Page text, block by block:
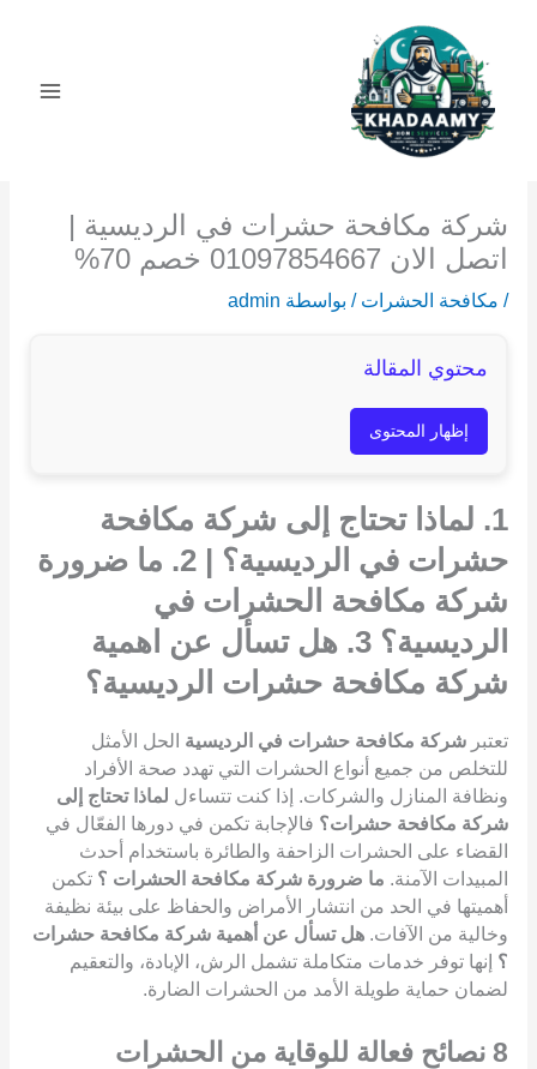
المحتوى
شركة مكافحة حشرات في الرديسية |
اتصل الان 01097854667 خصم 70%
/ مكافحة الحشرات / بواسطة admin
محتوي المقالة
إظهار المحتوى
1. لماذا تحتاج إلى شركة مكافحة
حشرات في الرديسية؟ | 2. ما ضرورة
شركة مكافحة الحشرات في
الرديسية؟ 3. هل تسأل عن اهمية
شركة مكافحة حشرات الرديسية؟
تعتبر شركة مكافحة حشرات في الرديسية الحل الأمثل
للتخلص من جميع أنواع الحشرات التي تهدد صحة الأفراد
ونظافة المنازل والشركات. إذا كنت تتساءل لماذا تحتاج إلى
شركة مكافحة حشرات؟ فالإجابة تكمن في دورها الفعّال في
القضاء على الحشرات الزاحفة والطائرة باستخدام أحدث
المبيدات الآمنة. ما ضرورة شركة مكافحة الحشرات ؟ تكمن
أهميتها في الحد من انتشار الأمراض والحفاظ على بيئة نظيفة
وخالية من الآفات. هل تسأل عن أهمية شركة مكافحة حشرات
؟ إنها توفر خدمات متكاملة تشمل الرش، الإبادة، والتعقيم
لضمان حماية طويلة الأمد من الحشرات الضارة.
8 نصائح فعالة للوقاية من الحشرات